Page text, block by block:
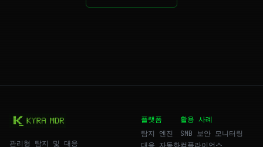
관리형 탐지 및 대응
플랫폼
탐지 엔진
활용 사례
SMB 보안 모니터링